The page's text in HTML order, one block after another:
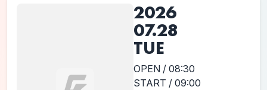
2026
07.28
TUE
OPEN / 08:30
START / 09:00